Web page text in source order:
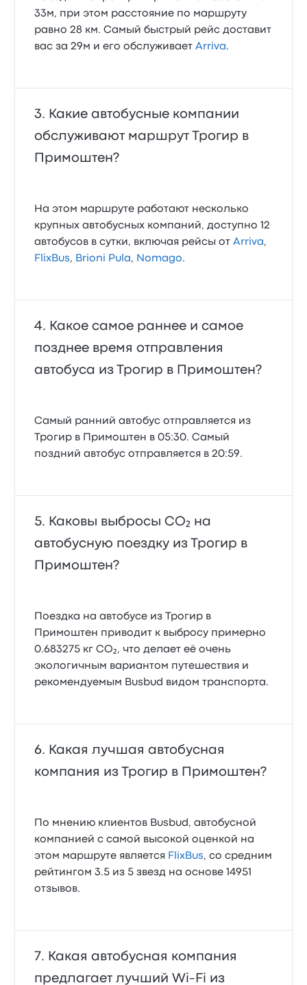
33м, при этом расстояние по маршруту
равно 28 км. Самый быстрый рейс доставит
вас за 29м и его обслуживаетArriva.
Какие автобусные компании
обслуживают маршрут Трогир в
Примоштен?
На этом маршруте работают несколько
крупных автобусных компаний, доступно 12
автобусов в сутки, включая рейсы отArriva,
FlixBus, Brioni Pula, Nomago.
Какое самое раннее и самое
позднее время отправления
автобуса из Трогир в Примоштен?
Самый ранний автобус отправляется из
Трогир в Примоштен в 05:30. Самый
поздний автобус отправляется в 20:59.
Каковы выбросы CO₂ на
автобусную поездку из Трогир в
Примоштен?
Поездка на автобусе из Трогир в
Примоштен приводит к выбросу примерно
0.683275 кг CO₂, что делает её очень
экологичным вариантом путешествия и
рекомендуемым Busbud видом транспорта.
Какая лучшая автобусная
компания из Трогир в Примоштен?
По мнению клиентов Busbud, автобусной
компанией с самой высокой оценкой на
этом маршруте является FlixBus, со средним
рейтингом 3.5 из 5 звезд на основе 14951
отзывов.
Какая автобусная компания
предлагает лучший Wi‑Fi из